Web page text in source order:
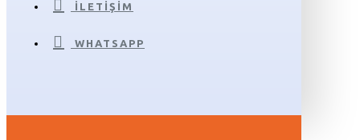
İLETIŞIM
WHATSAPP